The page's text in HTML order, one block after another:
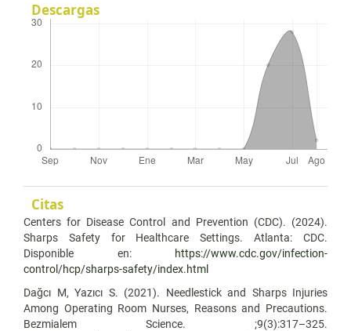
Descargas
Citas
Centers for Disease Control and Prevention (CDC). (2024).
Sharps Safety for Healthcare Settings. Atlanta: CDC.
Disponible en:
https://www.cdc.gov/infection-
control/hcp/sharps-safety/index.html
Dağcı M, Yazıcı S. (2021). Needlestick and Sharps Injuries
Among Operating Room Nurses, Reasons and Precautions.
Bezmialem Science. ;9(3):317–325.